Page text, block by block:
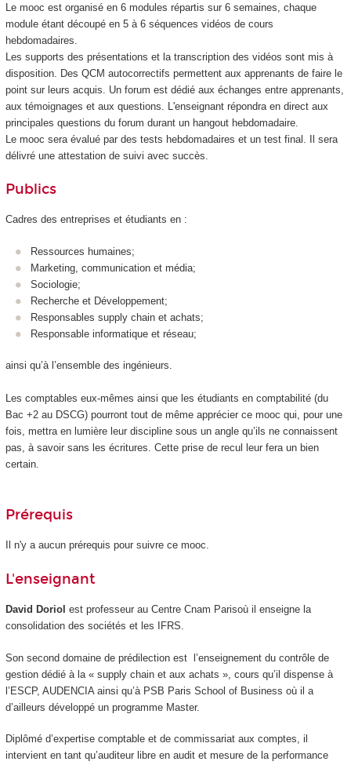
Le mooc est organisé en 6 modules répartis sur 6 semaines, chaque
module étant découpé en 5 à 6 séquences vidéos de cours
hebdomadaires.
Les supports des présentations et la transcription des vidéos sont mis à
disposition. Des QCM autocorrectifs permettent aux apprenants de faire le
point sur leurs acquis. Un forum est dédié aux échanges entre apprenants,
aux témoignages et aux questions. L'enseignant répondra en direct aux
principales questions du forum durant un hangout hebdomadaire.
Le mooc sera évalué par des tests hebdomadaires et un test final. Il sera
délivré une attestation de suivi avec succès.
Publics
Cadres des entreprises et étudiants en :
Ressources humaines;
Marketing, communication et média;
Sociologie;
Recherche et Développement;
Responsables supply chain et achats;
Responsable informatique et réseau;
ainsi qu’à l’ensemble des ingénieurs.
Les comptables eux-mêmes ainsi que les étudiants en comptabilité (du
Bac +2 au DSCG) pourront tout de même apprécier ce mooc qui, pour une
fois, mettra en lumière leur discipline sous un angle qu’ils ne connaissent
pas, à savoir sans les écritures. Cette prise de recul leur fera un bien
certain.
Prérequis
Il n'y a aucun prérequis pour suivre ce mooc.
L'enseignant
David Doriol est professeur au Centre Cnam Parisoù il enseigne la
consolidation des sociétés et les IFRS.
Son second domaine de prédilection est l’enseignement du contrôle de
gestion dédié à la « supply chain et aux achats », cours qu’il dispense à
l’ESCP, AUDENCIA ainsi qu’à PSB Paris School of Business où il a
d’ailleurs développé un programme Master.
Diplômé d’expertise comptable et de commissariat aux comptes, il
intervient en tant qu’auditeur libre en audit et mesure de la performance